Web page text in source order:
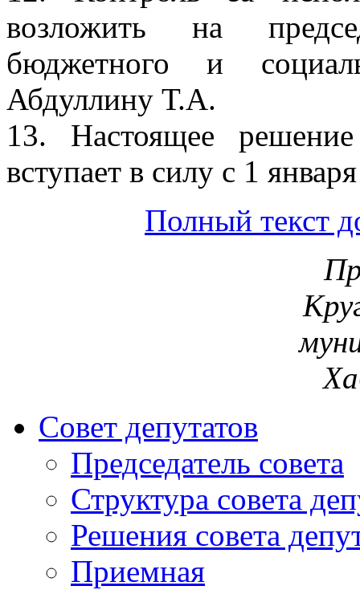
возложить на
бюджетного и
Абдуллину Т.А.
13. Настоящее
вступает в силу с 1
Полный текст
Совет депутатов
Председатель совета
Структура совета
Решения совета
Приемная